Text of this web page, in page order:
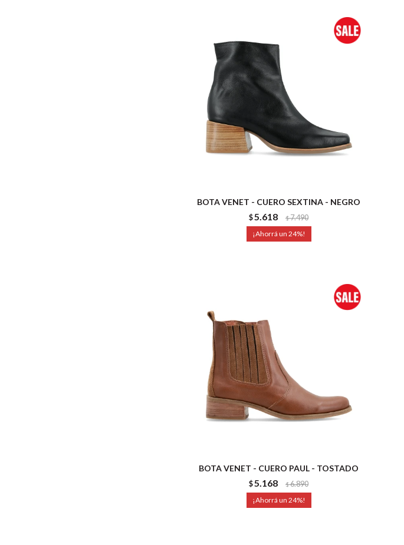
BOTA VENET - CUERO SEXTINA - NEGRO
$5.618 $7.490
24
BOTA VENET - CUERO PAUL - TOSTADO
$5.168 $6.890
24